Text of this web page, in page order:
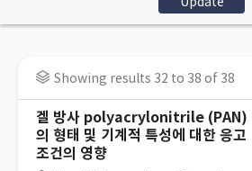
Showing results 32 to 38 of 38
겔 방사 polyacrylonitrile (PAN)
의 형태 및 기계적 특성에 대한 응고
조건의 영향